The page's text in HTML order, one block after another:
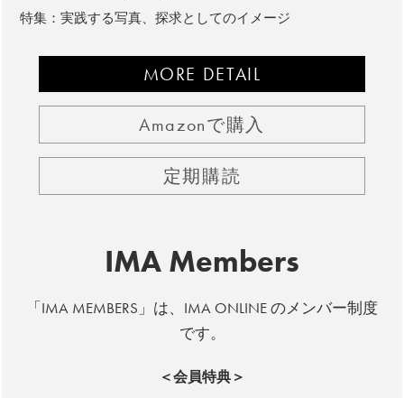
特集：実践する写真、探求としてのイメージ
MORE DETAIL
Amazonで購入
定期購読
IMA Members
「IMA MEMBERS」は、IMA ONLINE のメンバー制度
です。
＜会員特典＞